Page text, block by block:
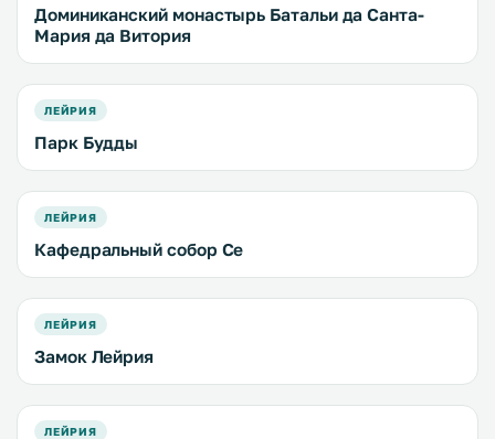
Доминиканский монастырь Батальи да Санта-
Мария да Витория
ЛЕЙРИЯ
Парк Будды
ЛЕЙРИЯ
Кафедральный собор Се
ЛЕЙРИЯ
Замок Лейрия
ЛЕЙРИЯ